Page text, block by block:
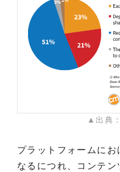
▲出典
プラットフォームに
なるにつれ、コンテ